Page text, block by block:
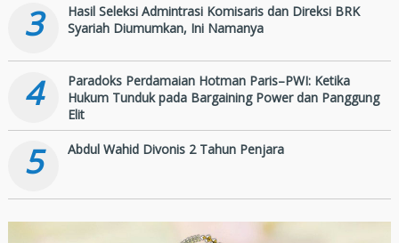
3
Hasil Seleksi Admintrasi Komisaris dan Direksi BRK
Syariah Diumumkan, Ini Namanya
4
Paradoks Perdamaian Hotman Paris–PWI: Ketika
Hukum Tunduk pada Bargaining Power dan Panggung
Elit
5 Abdul Wahid Divonis 2 Tahun Penjara